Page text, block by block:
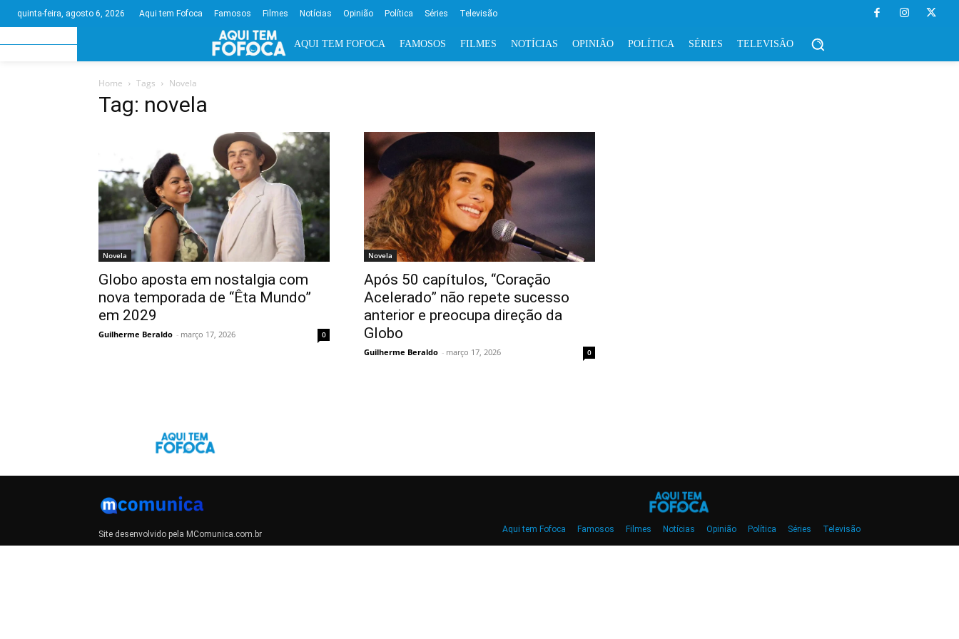
quinta-feira, agosto 6, 2026 Aqui tem Fofoca Famosos Filmes Notícias Opinião Política Séries Televisão
AQUI TEM FOFOCA FAMOSOS FILMES NOTÍCIAS OPINIÃO POLÍTICA SÉRIES TELEVISÃO
Home Tags Novela
Tag: novela
Novela
Globo aposta em nostalgia com
nova temporada de “Êta Mundo”
em 2029
Guilherme Beraldo - março 17, 2026 0
Novela
Após 50 capítulos, “Coração
Acelerado” não repete sucesso
anterior e preocupa direção da
Globo
Guilherme Beraldo - março 17, 2026 0
Site desenvolvido pela MComunica.com.br
Aqui tem Fofoca Famosos Filmes Notícias Opinião Política Séries Televisão